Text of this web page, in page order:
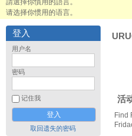
請選擇你慣用的語言。
请选择你惯用的语言。
登入
用户名
密码
记住我
取回遗失的密码
活
Find